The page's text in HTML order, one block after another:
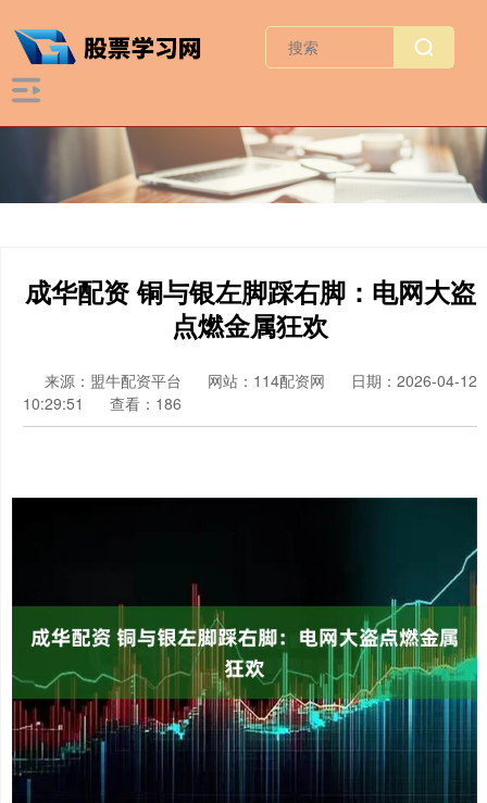
成华配资 铜与银左脚踩右脚：电网大盗
点燃金属狂欢
来源：盟牛配资平台 网站：114配资网
日期：2026-04-12
10:29:51
查看：186